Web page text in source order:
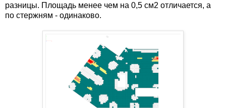
разницы. Площадь менее чем на 0,5 см2 отличается, а
по стержням - одинаково.